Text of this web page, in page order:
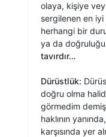
olaya, kişiye
sergilenen en iyi
herhangi bir
ya da
tavırdır…
Dürüstlük:
doğru olma
görmedim demiş
haklının
karşısında yer